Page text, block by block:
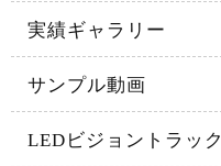
実績ギャラリー
サンプル動画
LEDビジョントラック